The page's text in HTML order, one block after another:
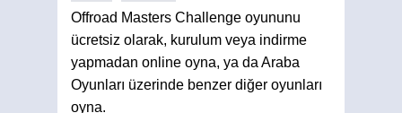
Offroad Masters Challenge oyununu
ücretsiz olarak, kurulum veya indirme
yapmadan online oyna, ya da Araba
Oyunları üzerinde benzer diğer oyunları
oyna.